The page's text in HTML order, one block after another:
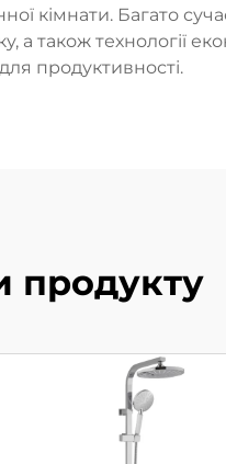
кімнати. Багато
також технології
продуктивності.
продукту